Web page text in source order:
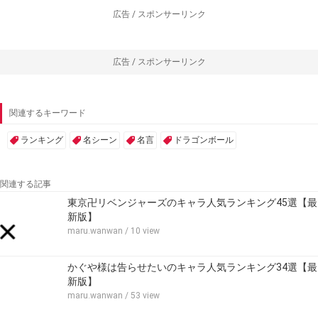
広告 / スポンサーリンク
広告 / スポンサーリンク
関連するキーワード
ランキング 名シーン 名言 ドラゴンボール
関連する記事
東京卍リベンジャーズのキャラ人気ランキング45選【最
新版】
maru.wanwan / 10 view
かぐや様は告らせたいのキャラ人気ランキング34選【最
新版】
maru.wanwan / 53 view